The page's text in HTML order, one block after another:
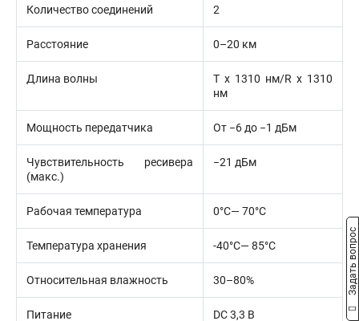
Количество соединений 2
Расстояние 0–20 км
Длина волны
Т х 1310 нм/R x 1310
нм
Мощность передатчика От −6 до −1 дБм
Чувствительность ресивера
(макс.)
−21 дБм
Рабочая температура 0°C— 70°C
Температура хранения -40°C— 85°C
Относительная влажность 30–80%
Питание DC 3,3 В
Задать вопрос